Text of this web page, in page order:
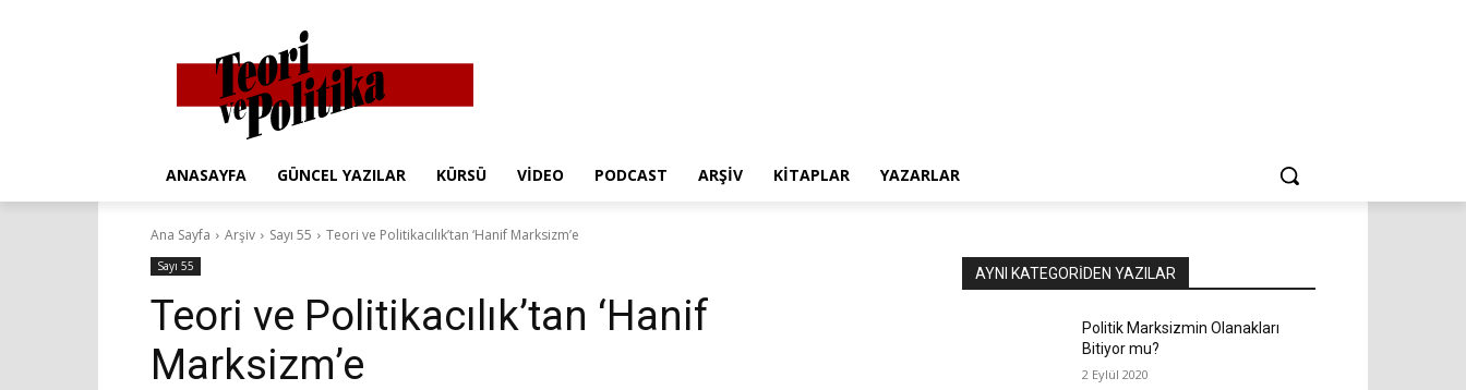
ANASAYFA GÜNCEL YAZILAR KÜRSÜ VIDEO PODCAST ARŞIV KITAPLAR YAZARLAR
Ana Sayfa Arşiv Sayı 55 Teori ve Politikacılık’tan ‘Hanif Marksizm’e
Sayı 55
Teori ve Politikacılık’tan ‘Hanif
Marksizm’e
AYNI KATEGORIDEN YAZILAR
Politik Marksizmin Olanakları
Bitiyor mu?
2 Eylül 2020